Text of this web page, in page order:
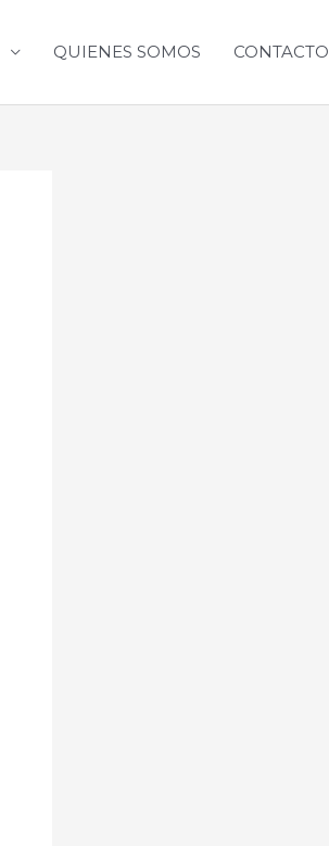
QUIENES SOMOS CONTACTO